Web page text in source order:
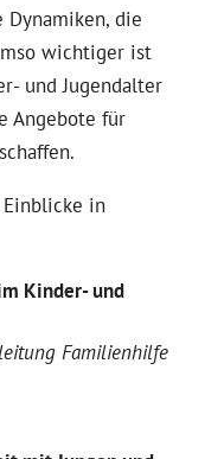
die
wichtiger ist
und Jugendalter
Angebote für
in
Kinder- und
Familienhilfe